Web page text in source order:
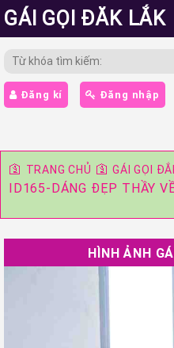
GÁI GỌI ĐĂK LẮK
Đăng kí Đăng nhập
🛐 TRANG CHỦ 🛐GÁI GỌI
ID165-DÁNG ĐẸP THẦY
HÌNH ẢNH